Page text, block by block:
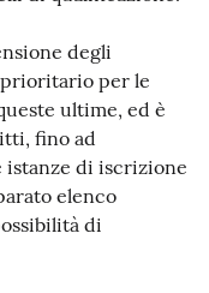
degli
per le
ultime, ed è
fino ad
istanze di iscrizione
elenco
di